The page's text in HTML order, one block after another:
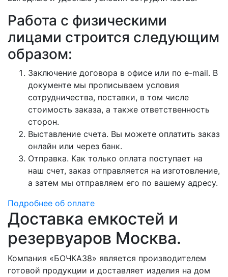
Работа с физическими
лицами строится следующим
образом:
Заключение договора в офисе или по e-mail. В
документе мы прописываем условия
сотрудничества, поставки, в том числе
стоимость заказа, а также ответственность
сторон.
Выставление счета. Вы можете оплатить заказ
онлайн или через банк.
Отправка. Как только оплата поступает на
наш счет, заказ отправляется на изготовление,
а затем мы отправляем его по вашему адресу.
Подробнее об оплате
Доставка емкостей и
резервуаров Москва.
Компания «БОЧКА38» является производителем
готовой продукции и доставляет изделия на дом